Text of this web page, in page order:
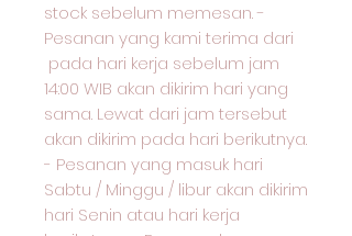
stock sebelum memesan. -
Pesanan yang kami terima dari
pada hari kerja sebelum jam
14:00 WIB akan dikirim hari yang
sama. Lewat dari jam tersebut
akan dikirim pada hari berikutnya.
- Pesanan yang masuk hari
Sabtu / Minggu / libur akan dikirim
hari Senin atau hari kerja